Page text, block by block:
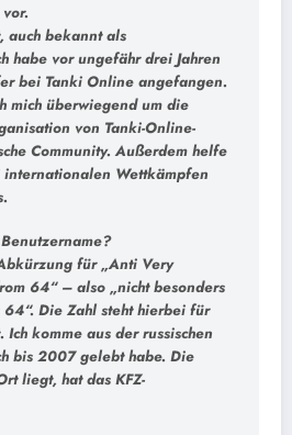
auch bekannt als
habe vor ungefähr drei Jahren
bei Tanki Online angefangen.
mich überwiegend um die
von Tanki-Online-
Community. Außerdem helfe
Wettkämpfen
für „Anti Very
64“ – also „nicht besonders
64“. Die Zahl steht hierbei für
komme aus der russischen
bis 2007 gelebt habe. Die
liegt, hat das KFZ-